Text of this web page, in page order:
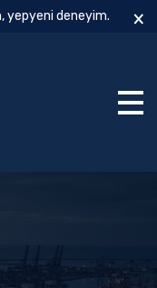
yepyeni deneyim. ×